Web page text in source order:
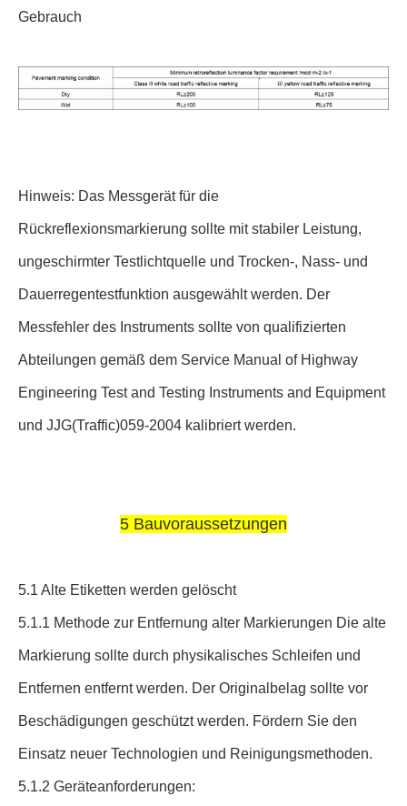
Gebrauch
Hinweis: Das Messgerät für die
Rückreflexionsmarkierung sollte mit stabiler Leistung,
ungeschirmter Testlichtquelle und Trocken-, Nass- und
Dauerregentestfunktion ausgewählt werden. Der
Messfehler des Instruments sollte von qualifizierten
Abteilungen gemäß dem Service Manual of Highway
Engineering Test and Testing Instruments and Equipment
und JJG(Traffic)059-2004 kalibriert werden.
5 Bauvoraussetzungen
5.1 Alte Etiketten werden gelöscht
5.1.1 Methode zur Entfernung alter Markierungen Die alte
Markierung sollte durch physikalisches Schleifen und
Entfernen entfernt werden. Der Originalbelag sollte vor
Beschädigungen geschützt werden. Fördern Sie den
Einsatz neuer Technologien und Reinigungsmethoden.
5.1.2 Geräteanforderungen: